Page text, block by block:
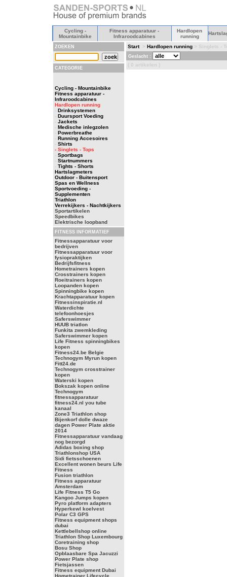
Cycling -
Mountainbike
Fitness apparatuur -
Infraroodcabines
Hardlopen
running
ZOEKEN
CATEGORIE
Cycling - Mountainbike
Fitness apparatuur -
Infraroodcabines
Hardlopen running
- Drinksystemen
- Duursport Voeding
- Jackets
- Medische inlegzolen
- Powerbreathe
- Running Accesoires
- Shirts
- Singlets - Tops
- Sportbags
- Startnummers
- Tights - Shorts
Hartslagmeters
Outdoor - Buitensport
Spas en Wellness
Sportvoeding -
Supplementen
Triathlon
Verrekijkers - Nachtkijkers
Sportartikelen
Speedbikes
Elektrische loopband
FITNESS INFORMATIEF
Fitnessapparatuur voor
bedrijven
Fitnessapparatuur voor
fysiopraktijken
Bedrijfsfitness
Hometrainers kopen
Crosstrainers kopen
Roeitrainers kopen
Loopanden kopen
Spinningbike kopen
Krachtapparatuur kopen
Fitnessinspiratie.nl
Waterdichte
telefoonhoesjes
Saferswimmer
HUUB triatlon
Funkita zwemkleding
Saferswimmer kopen
Life Fitness spinningbikes
kopen
Fitness24.be Belgie
Technogym Myrun kopen
Fitt24.de
Technogym crosstrainer
kopen
Waterski kopen
Bokszak kopen online
Technogym
fitnessapparatuur
fitness24.nl you tube
kanaal
Zone3 Triathlon shop
Bijenkorf dolle dwaze
dagen Power Plate aktie
2014
Fitnessapparatuur vandaag
nog bezorgd
Adidas boxing shop
Triathlonshop USA
Sidi fietsschoenen
Excellent wonen beurs Life
Fitness
Fusion triathlon
Fitness apparatuur
Amsterdam
Life Fitness T5 Go
Kangoo Jumps kopen
Pyro platform adapters
Hyperkewl koelvest
Polar C3 GPS
Fitness equipment shops
dubai
Kettlebellshop online
Triathlon Shop Luxembourg
Coretraining shop
Bosu Shop
Opblaasbare Spa Jacuzzi
Power Plate shop
Fietsjassen
Fitness equipment Dubai
Hometrainer Lifecycle
Start> Hardlopen running> Singlets -
Geslacht :
( 0 artikelen )